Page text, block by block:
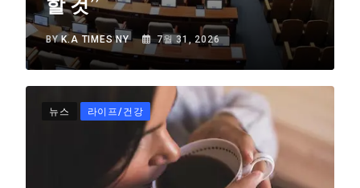
할 것”
BYK.A TIMES NY 7월 31, 2026
뉴스 라이프/건강